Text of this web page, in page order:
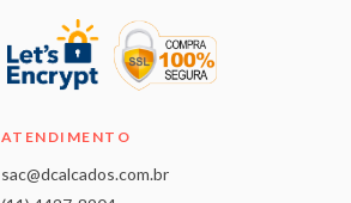
ATENDIMENTO
sac@dcalcados.com.br